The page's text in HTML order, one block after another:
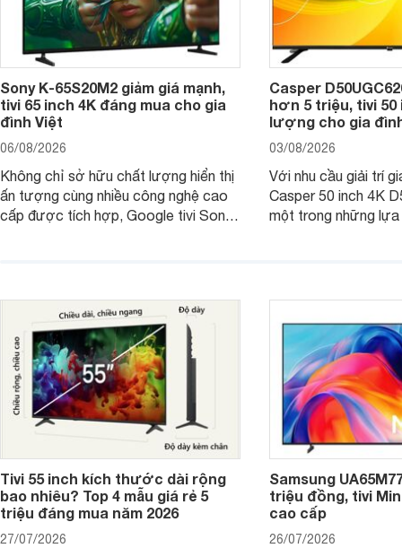
Sony K-65S20M2 giảm giá mạnh,
tivi 65 inch 4K đáng mua cho gia
đình Việt
06/08/2026
Không chỉ sở hữu chất lượng hiển thị
ấn tượng cùng nhiều công nghệ cao
cấp được tích hợp, Google tivi Sony
Casper
hơn 5 triệu, tivi 50
lượng cho gia
03/08/2026
Với nhu cầu giải trí
Casper 50 inch 4K
một trong những lựa
Tivi 55 inch kích thước dài rộng
bao nhiêu? Top 4 mẫu giá rẻ 5
triệu đáng mua năm 2026
27/07/2026
Samsung
triệu đồng, tivi
cao cấp
26/07/2026